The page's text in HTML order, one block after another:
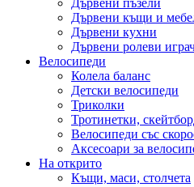
Дървени пъзели
Дървени къщи и
Дървени кухни
Дървени ролеви
Велосипеди
Колела баланс
Детски велосипеди
Триколки
Тротинетки,
Велосипеди със
Аксесоари за
На открито
Къщи, маси, столчета